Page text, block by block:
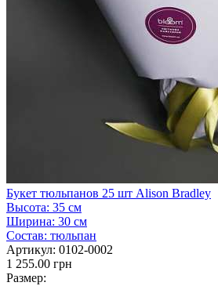
Букет тюльпанов 25 шт Alison Bradley
Высота: 35 см
Ширина: 30 см
Состав: тюльпан
Артикул: 0102-0002
1 255.00 грн
Размер: